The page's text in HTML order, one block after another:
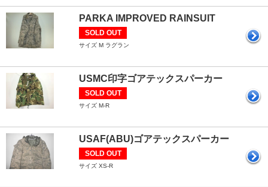
PARKA IMPROVED RAINSUIT
SOLD OUT
サイズ M ラグラン
USMC印字ゴアテックスパーカー
SOLD OUT
サイズ M-R
USAF(ABU)ゴアテックスパーカー
SOLD OUT
サイズ XS-R